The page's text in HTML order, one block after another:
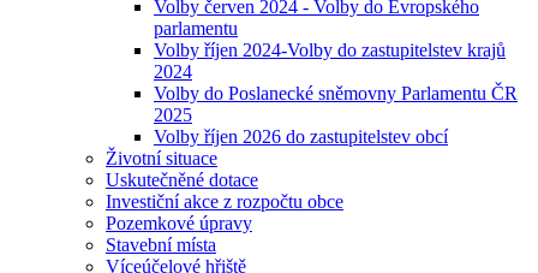
Volby červen 2024 - Volby do Evropského
parlamentu
Volby říjen 2024-Volby do zastupitelstev krajů
2024
Volby do Poslanecké sněmovny Parlamentu ČR
2025
Volby říjen 2026 do zastupitelstev obcí
Životní situace
Uskutečněné dotace
Investiční akce z rozpočtu obce
Pozemkové úpravy
Stavební místa
Víceúčelové hřiště